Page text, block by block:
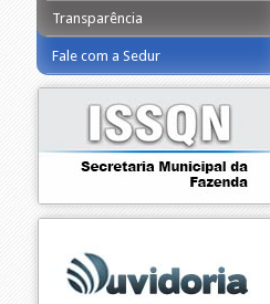
Transparência
Fale com a Sedur